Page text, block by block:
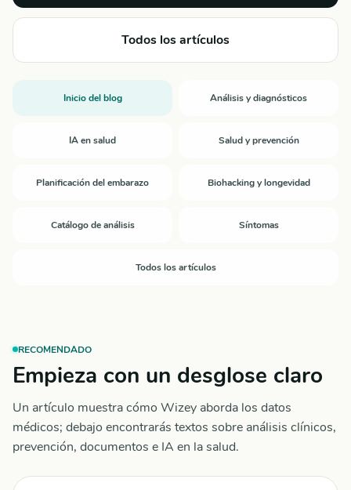
Todos los artículos
Inicio del blog Análisis y diagnósticos
IA en salud Salud y prevención
Planificación del embarazo Biohacking y longevidad
Catálogo de análisis Síntomas
Todos los artículos
RECOMENDADO
Empieza con un desglose claro
Un artículo muestra cómo Wizey aborda los datos
médicos; debajo encontrarás textos sobre análisis clínicos,
prevención, documentos e IA en la salud.